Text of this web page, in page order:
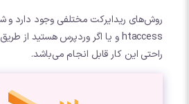
روش‌های ریدایرکت مختلفی وجود دارد و
htaccess و یا اگر وردپرس هستید از طریق
راحتی این کار قابل انجام می‌باشد.